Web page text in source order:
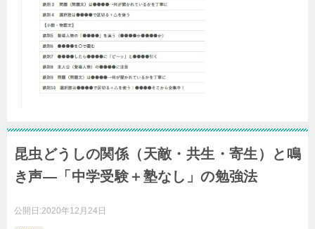
昆虫どうしの関係（天敵・共生・寄生）と鳴
き声―「中学受験＋塾なし」の勉強法
公開日:2020年12月24日